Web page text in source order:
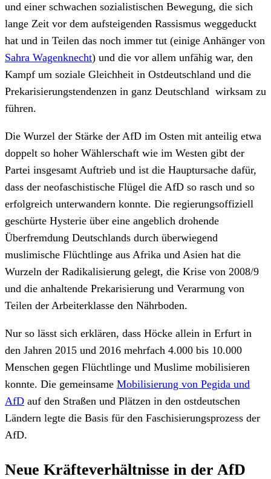
und einer schwachen sozialistischen Bewegung, die sich
lange Zeit vor dem aufsteigenden Rassismus weggeduckt
hat und in Teilen das noch immer tut (einige Anhänger von
Sahra Wagenknecht) und die vor allem unfähig war, den
Kampf um soziale Gleichheit in Ostdeutschland und die
Prekarisierungstendenzen in ganz Deutschland wirksam zu
führen.
Die Wurzel der Stärke der AfD im Osten mit anteilig etwa
doppelt so hoher Wählerschaft wie im Westen gibt der
Partei insgesamt Auftrieb und ist die Hauptursache dafür,
dass der neofaschistische Flügel die AfD so rasch und so
erfolgreich unterwandern konnte. Die regierungsoffiziell
geschürte Hysterie über eine angeblich drohende
Überfremdung Deutschlands durch überwiegend
muslimische Flüchtlinge aus Afrika und Asien hat die
Wurzeln der Radikalisierung gelegt, die Krise von 2008/9
und die anhaltende Prekarisierung und Verarmung von
Teilen der Arbeiterklasse den Nährboden.
Nur so lässt sich erklären, dass Höcke allein in Erfurt in
den Jahren 2015 und 2016 mehrfach 4.000 bis 10.000
Menschen gegen Flüchtlinge und Muslime mobilisieren
konnte. Die gemeinsame Mobilisierung von Pegida und
AfD auf den Straßen und Plätzen in den ostdeutschen
Ländern legte die Basis für den Faschisierungsprozess der
AfD.
Neue Kräfteverhältnisse in der AfD